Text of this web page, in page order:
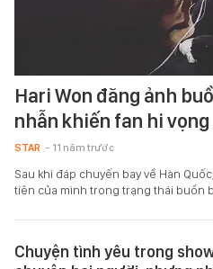
Hari Won đăng ảnh
nhẫn khiến fan hi
STAR - 11 năm trước
Sau khi đáp chuyến bay về Hàn
tiên của mình trong trạng thái buồn
Chuyện tình yêu trong